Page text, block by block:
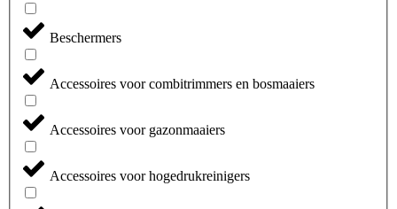
Beschermers
Accessoires voor combitrimmers en bosmaaiers
Accessoires voor gazonmaaiers
Accessoires voor hogedrukreinigers